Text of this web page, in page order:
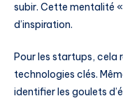
subir. Cette mentalité
d’inspiration.
Pour les startups, cela
technologies clés.
identifier les goulets